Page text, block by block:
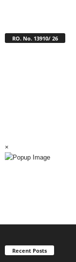
RO. No. 13910/ 26
×
Recent Posts